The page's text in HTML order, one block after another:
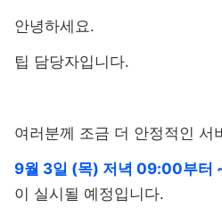
안녕하세요.
팁 담당자입니다.
여러분께 조금 더 안정적인 서
9월 3일 (목) 저녁 09:00부터
이 실시될 예정입니다.